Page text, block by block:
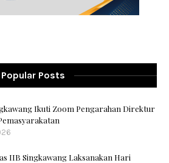
Popular Posts
Ikuti Zoom Pengarahan Direktur
IIB Singkawang Laksanakan Hari